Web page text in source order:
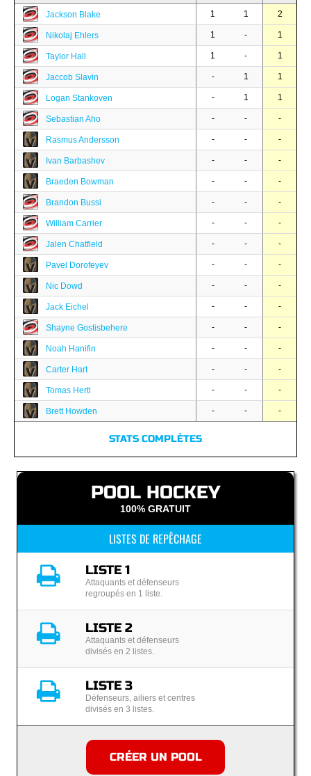
Jackson Blake 1 1 2
Nikolaj Ehlers 1 - 1
Taylor Hall 1 - 1
Jaccob Slavin - 1 1
Logan Stankoven - 1 1
Sebastian Aho - - -
Rasmus Andersson - - -
Ivan Barbashev - - -
Braeden Bowman - - -
Brandon Bussi - - -
William Carrier - - -
Jalen Chatfield - - -
Pavel Dorofeyev - - -
Nic Dowd - - -
Jack Eichel - - -
Shayne Gostisbehere - - -
Noah Hanifin - - -
Carter Hart - - -
Tomas Hertl - - -
Brett Howden - - -
STATS COMPLÈTES
POOL HOCKEY
100% GRATUIT
LISTES DE REPÊCHAGE
LISTE 1
Attaquants et défenseurs
regroupés en 1 liste.
LISTE 2
Attaquants et défenseurs
divisés en 2 listes.
LISTE 3
Défenseurs, ailiers et centres
divisés en 3 listes.
CRÉER UN POOL